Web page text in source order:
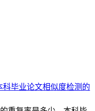
科毕业论文相似度检测的